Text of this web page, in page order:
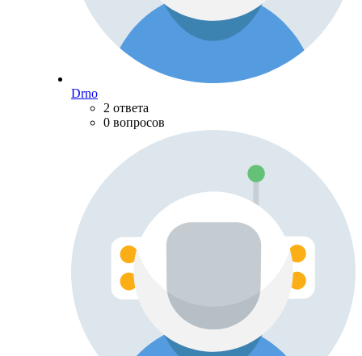
Drno
2 ответа
0 вопросов